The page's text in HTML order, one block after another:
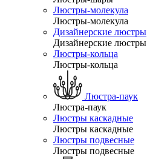
Люстры-молекула
Люстры-молекула
Дизайнерские люстры
Дизайнерские люстры
Люстры-кольца
Люстры-кольца
Люстра-паук
Люстра-паук
Люстры каскадные
Люстры каскадные
Люстры подвесные
Люстры подвесные